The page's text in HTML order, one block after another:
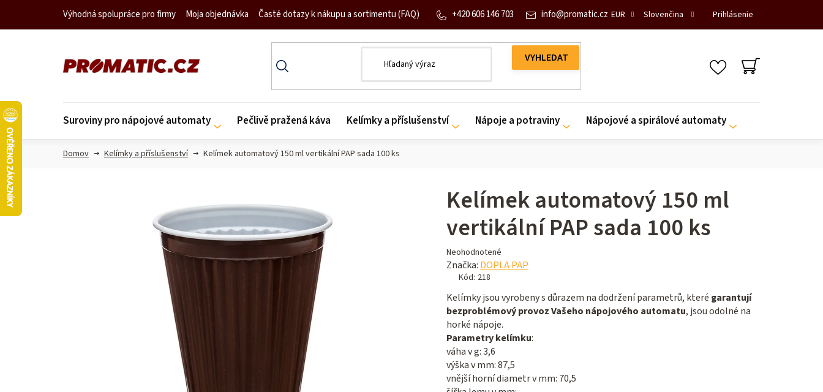
obsah
Výhodná spolupráce pro firmy Moja objednávka Časté dotazy k nákupu a sortimentu (FAQ) EUR Slovenčina Prihlásenie
info@promatic.cz
+420 606 146 703
NÁKUPNÝ
Suroviny pro nápojové automaty Pečlivě pražená káva Kelímky a příslušenství Nápoje a potraviny Nápojové a spirálové automaty
Domov Kelímky a příslušenství Kelímek automatový 150 ml vertikální PAP sada 100 ks
Kelímek automatový 150 ml
vertikální PAP sada 100 ks
Priemerné
hodnotenie
produktu
je
0,0
z 5
hviezdičiek.
Neohodnotené
Značka: DOPLA PAP
Kód: 218
Kelímky jsou vyrobeny s důrazem na dodržení parametrů, které garantují
bezproblémový provoz Vašeho nápojového automatu, jsou odolné na
horké nápoje.
Parametry kelímku:
váha v g: 3,6
výška v mm: 87,5
vnější horní diametr v mm: 70,5